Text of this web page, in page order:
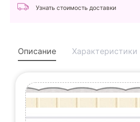
Узнать стоимость доставки
Описание Характеристики